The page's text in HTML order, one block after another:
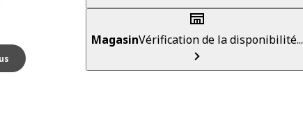
MagasinVérification de la disponibilité...